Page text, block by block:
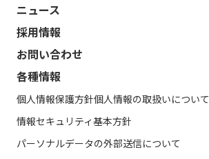
ニュース
採用情報
お問い合わせ
各種情報
個人情報保護方針個人情報の取扱いについて
情報セキュリティ基本方針
パーソナルデータの外部送信について